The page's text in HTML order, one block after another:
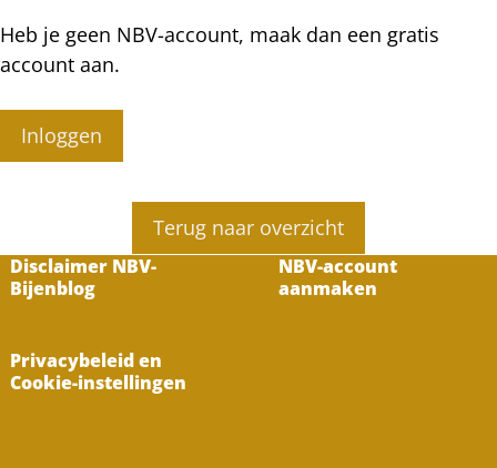
Heb je geen NBV-account, maak dan een gratis
account aan.
Inloggen
Terug naar overzicht
Disclaimer NBV-
Bijenblog
NBV-account
aanmaken
Privacybeleid en
Cookie-instellingen